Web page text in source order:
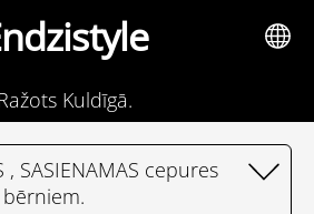
Kuldīgā.
, SASIENAMAS cepures
bērniem.